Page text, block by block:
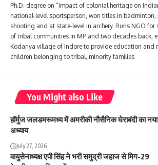
Ph.D. degree on “Impact of colonial heritage on
national-level sportsperson, won titles in
shooting and at state-level in archery. Runs NGO
of tribal communities in MP and two decades back,
Kodariya village of Indore to provide education and
children belonging to tribal, minority families
You Might also Like
हॉर्मुज जलडमरूमध्य में अमरीकी नौसैनिक घेराबंदी का नया
अध्याय
July 27, 2026
वायुसेनाध्यक्ष एपी सिंह ने भरी समुद्री जहाज से मिग-29